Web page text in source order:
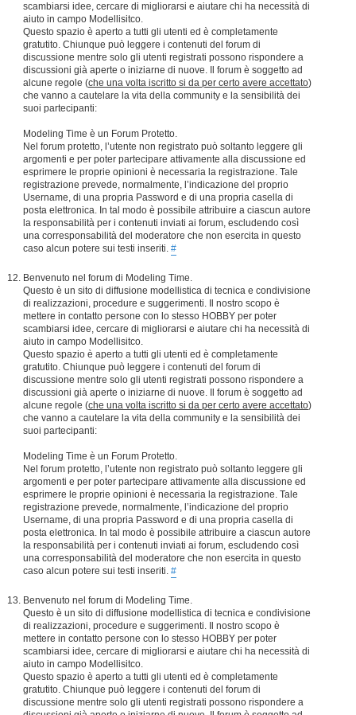
scambiarsi idee, cercare di migliorarsi e aiutare chi ha necessità di
aiuto in campo Modellisitco.
Questo spazio è aperto a tutti gli utenti ed è completamente
gratutito. Chiunque può leggere i contenuti del forum di
discussione mentre solo gli utenti registrati possono rispondere a
discussioni già aperte o iniziarne di nuove. Il forum è soggetto ad
alcune regole (che una volta iscritto si da per certo avere accettato)
che vanno a cautelare la vita della community e la sensibilità dei
suoi partecipanti:
Modeling Time è un Forum Protetto.
Nel forum protetto, l’utente non registrato può soltanto leggere gli
argomenti e per poter partecipare attivamente alla discussione ed
esprimere le proprie opinioni è necessaria la registrazione. Tale
registrazione prevede, normalmente, l’indicazione del proprio
Username, di una propria Password e di una propria casella di
posta elettronica. In tal modo è possibile attribuire a ciascun autore
la responsabilità per i contenuti inviati ai forum, escludendo così
una corresponsabilità del moderatore che non esercita in questo
caso alcun potere sui testi inseriti. #
Benvenuto nel forum di Modeling Time.
Questo è un sito di diffusione modellistica di tecnica e condivisione
di realizzazioni, procedure e suggerimenti. Il nostro scopo è
mettere in contatto persone con lo stesso HOBBY per poter
scambiarsi idee, cercare di migliorarsi e aiutare chi ha necessità di
aiuto in campo Modellisitco.
Questo spazio è aperto a tutti gli utenti ed è completamente
gratutito. Chiunque può leggere i contenuti del forum di
discussione mentre solo gli utenti registrati possono rispondere a
discussioni già aperte o iniziarne di nuove. Il forum è soggetto ad
alcune regole (che una volta iscritto si da per certo avere accettato)
che vanno a cautelare la vita della community e la sensibilità dei
suoi partecipanti:
Modeling Time è un Forum Protetto.
Nel forum protetto, l’utente non registrato può soltanto leggere gli
argomenti e per poter partecipare attivamente alla discussione ed
esprimere le proprie opinioni è necessaria la registrazione. Tale
registrazione prevede, normalmente, l’indicazione del proprio
Username, di una propria Password e di una propria casella di
posta elettronica. In tal modo è possibile attribuire a ciascun autore
la responsabilità per i contenuti inviati ai forum, escludendo così
una corresponsabilità del moderatore che non esercita in questo
caso alcun potere sui testi inseriti. #
Benvenuto nel forum di Modeling Time.
Questo è un sito di diffusione modellistica di tecnica e condivisione
di realizzazioni, procedure e suggerimenti. Il nostro scopo è
mettere in contatto persone con lo stesso HOBBY per poter
scambiarsi idee, cercare di migliorarsi e aiutare chi ha necessità di
aiuto in campo Modellisitco.
Questo spazio è aperto a tutti gli utenti ed è completamente
gratutito. Chiunque può leggere i contenuti del forum di
discussione mentre solo gli utenti registrati possono rispondere a